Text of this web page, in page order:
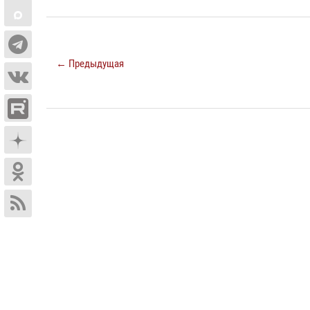
← Предыдущая